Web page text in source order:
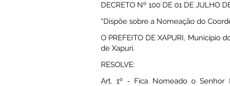
DECRETO Nº 100 DE 01 DE JULHO
“Dispõe sobre a Nomeação do
O PREFEITO DE XAPURI,
de Xapuri.
RESOLVE:
Art. 1º - Fica Nomeado o Senhor